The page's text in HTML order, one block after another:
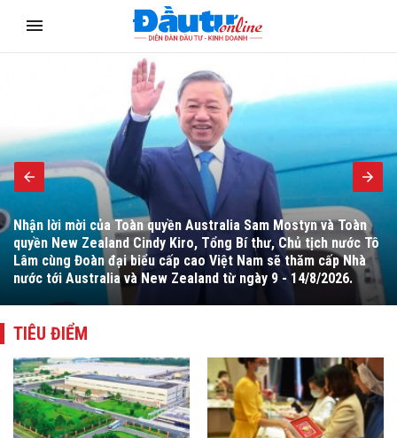
Chính phủ dự kiến bố trí cho Dự án trong giai đoạn 2026 -
2030 khoảng 59.700 tỷ đồng với phương án chuẩn bị đầu tư
toàn tuyến (349 km) làm cơ sở huy động nguồn vốn đầu tư.
TIÊU ĐIỂM